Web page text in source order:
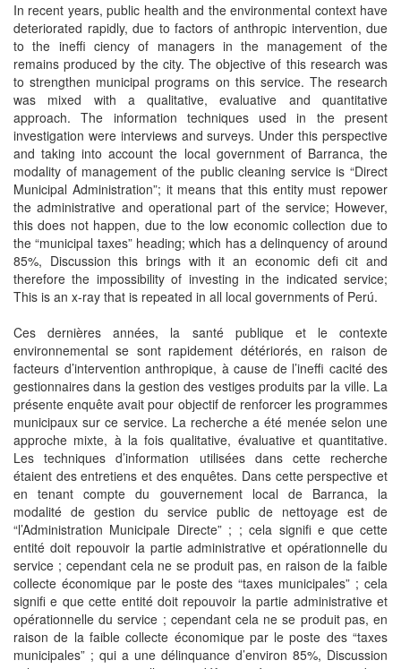
In recent years, public health and the environmental context have
deteriorated rapidly, due to factors of anthropic intervention, due
to the ineffi ciency of managers in the management of the
remains produced by the city. The objective of this research was
to strengthen municipal programs on this service. The research
was mixed with a qualitative, evaluative and quantitative
approach. The information techniques used in the present
investigation were interviews and surveys. Under this perspective
and taking into account the local government of Barranca, the
modality of management of the public cleaning service is “Direct
Municipal Administration”; it means that this entity must repower
the administrative and operational part of the service; However,
this does not happen, due to the low economic collection due to
the “municipal taxes” heading; which has a delinquency of around
85%, Discussion this brings with it an economic defi cit and
therefore the impossibility of investing in the indicated service;
This is an x-ray that is repeated in all local governments of Perú.
Ces dernières années, la santé publique et le contexte
environnemental se sont rapidement détériorés, en raison de
facteurs d’intervention anthropique, à cause de l’ineffi cacité des
gestionnaires dans la gestion des vestiges produits par la ville. La
présente enquête avait pour objectif de renforcer les programmes
municipaux sur ce service. La recherche a été menée selon une
approche mixte, à la fois qualitative, évaluative et quantitative.
Les techniques d’information utilisées dans cette recherche
étaient des entretiens et des enquêtes. Dans cette perspective et
en tenant compte du gouvernement local de Barranca, la
modalité de gestion du service public de nettoyage est de
“l’Administration Municipale Directe” ; ; cela signifi e que cette
entité doit repouvoir la partie administrative et opérationnelle du
service ; cependant cela ne se produit pas, en raison de la faible
collecte économique par le poste des “taxes municipales” ; cela
signifi e que cette entité doit repouvoir la partie administrative et
opérationnelle du service ; cependant cela ne se produit pas, en
raison de la faible collecte économique par le poste des “taxes
municipales” ; qui a une délinquance d’environ 85%, Discussion